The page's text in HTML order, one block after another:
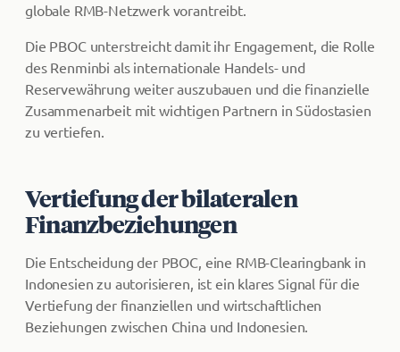
globale RMB-Netzwerk vorantreibt.
Die PBOC unterstreicht damit ihr Engagement, die Rolle
des Renminbi als internationale Handels- und
Reservewährung weiter auszubauen und die finanzielle
Zusammenarbeit mit wichtigen Partnern in Südostasien
zu vertiefen.
Vertiefung der bilateralen
Finanzbeziehungen
Die Entscheidung der PBOC, eine RMB-Clearingbank in
Indonesien zu autorisieren, ist ein klares Signal für die
Vertiefung der finanziellen und wirtschaftlichen
Beziehungen zwischen China und Indonesien.